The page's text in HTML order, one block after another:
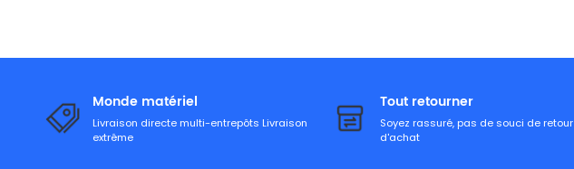
Monde matériel
Livraison directe multi-entrepôts Livraison
extrême
Tout retourner
Soyez rassuré, pas de souci de retour
d'achat